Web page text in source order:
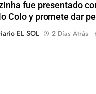
fue presentado
Colo y promete dar
EL SOL
2 Días Atrás